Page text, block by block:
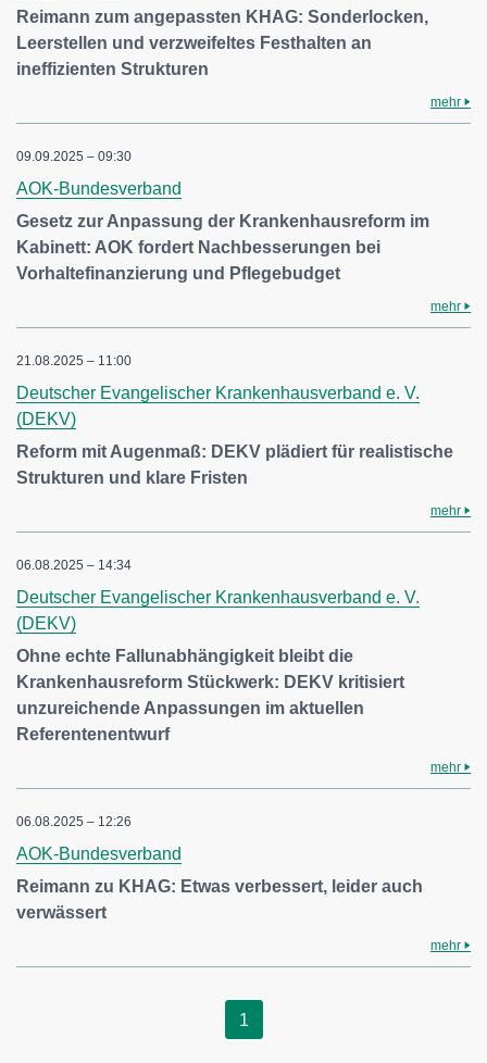
Reimann zum angepassten KHAG: Sonderlocken,
Leerstellen und verzweifeltes Festhalten an
ineffizienten Strukturen
mehr
09.09.2025 – 09:30
AOK-Bundesverband
Gesetz zur Anpassung der Krankenhausreform im
Kabinett: AOK fordert Nachbesserungen bei
Vorhaltefinanzierung und Pflegebudget
mehr
21.08.2025 – 11:00
Deutscher Evangelischer Krankenhausverband e. V.
(DEKV)
Reform mit Augenmaß: DEKV plädiert für realistische
Strukturen und klare Fristen
mehr
06.08.2025 – 14:34
Deutscher Evangelischer Krankenhausverband e. V.
(DEKV)
Ohne echte Fallunabhängigkeit bleibt die
Krankenhausreform Stückwerk: DEKV kritisiert
unzureichende Anpassungen im aktuellen
Referentenentwurf
mehr
06.08.2025 – 12:26
AOK-Bundesverband
Reimann zu KHAG: Etwas verbessert, leider auch
verwässert
mehr
1